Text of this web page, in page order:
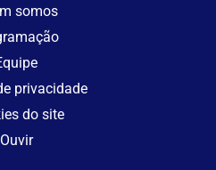
somos
privacidade
do site
Ouvir